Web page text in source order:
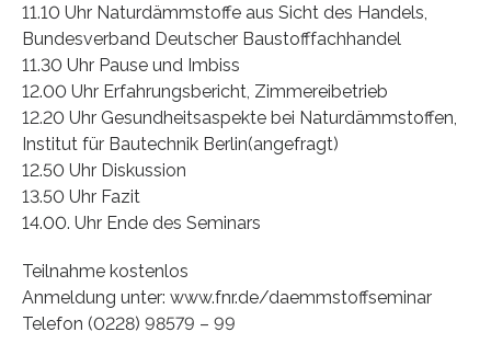
11.10 Uhr Naturdämmstoffe aus Sicht des Handels,
Bundesverband Deutscher Baustofffachhandel
11.30 Uhr Pause und Imbiss
12.00 Uhr Erfahrungsbericht, Zimmereibetrieb
12.20 Uhr Gesundheitsaspekte bei Naturdämmstoffen,
Institut für Bautechnik Berlin(angefragt)
12.50 Uhr Diskussion
13.50 Uhr Fazit
14.00. Uhr Ende des Seminars
Teilnahme kostenlos
Anmeldung unter: www.fnr.de/daemmstoffseminar
Telefon (0228) 98579 – 99